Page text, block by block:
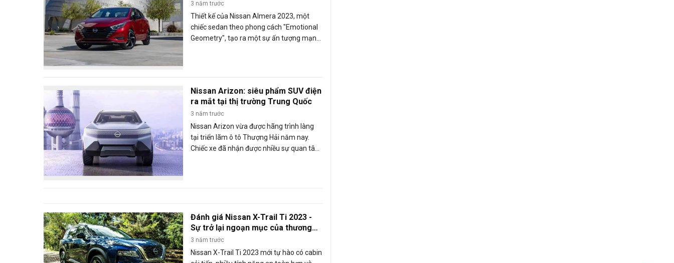
3 năm trước
Thiết kế của Nissan Almera 2023, một
chiếc sedan theo phong cách "Emotional
Geometry", tạo ra một sự ấn tượng mạnh
Nissan Arizon: siêu phẩm SUV điện
ra mắt tại thị trường Trung Quốc
3 năm trước
Nissan Arizon vừa được hãng trình làng
tại triển lãm ô tô Thượng Hải năm nay.
Chiếc xe đã nhận được nhiều sự quan tâm
Đánh giá Nissan X-Trail Ti 2023 -
Sự trở lại ngoạn mục của thương
hiệu Nhật
3 năm trước
Nissan X-Trail Ti 2023 mới tự hào có cabin